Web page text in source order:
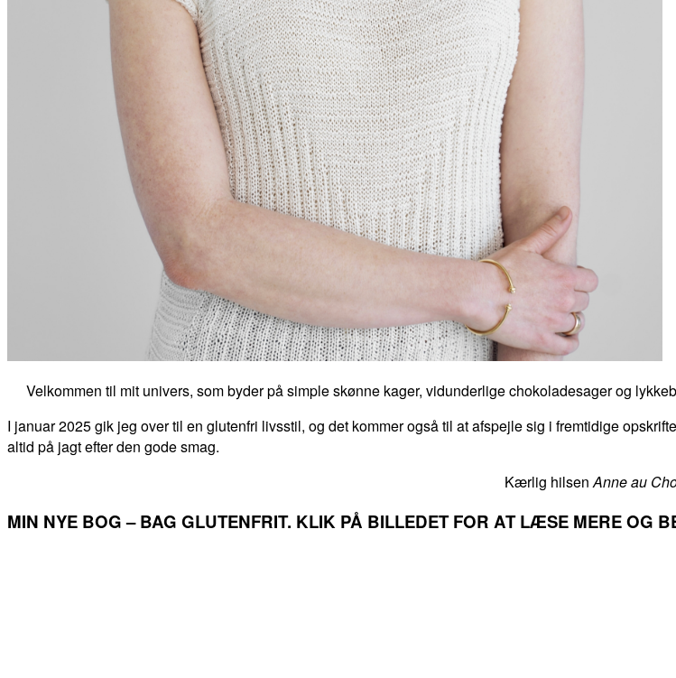
Velkommen til mit univers, som byder på simple skønne kager, vidunderlige chokoladesager og
I januar 2025 gik jeg over til en glutenfri livsstil, og det kommer også til at afspejle sig i fremtidige
altid på jagt efter den gode smag.
Kærlig hilsenAnne au
MIN NYE BOG – BAG GLUTENFRIT. KLIK PÅ BILLEDET FOR AT LÆSE MERE OG